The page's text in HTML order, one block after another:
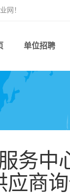
网！
单位招聘
务中
应商